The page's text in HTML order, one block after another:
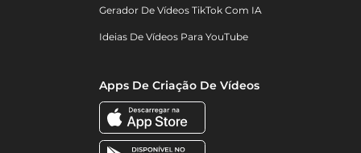
Gerador De Vídeos TikTok Com IA
Ideias De Vídeos Para YouTube
Apps De Criação De Vídeos